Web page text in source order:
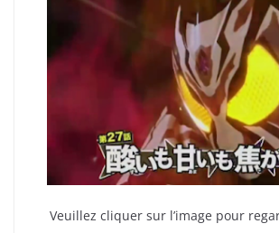
Veuillez cliquer sur l’image pour